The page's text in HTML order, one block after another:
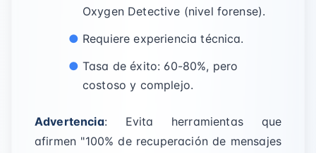
Oxygen Detective (nivel forense).
Requiere experiencia técnica.
Tasa de éxito: 60-80%, pero
costoso y complejo.
Advertencia: Evita herramientas que
afirmen "100% de recuperación de mensajes